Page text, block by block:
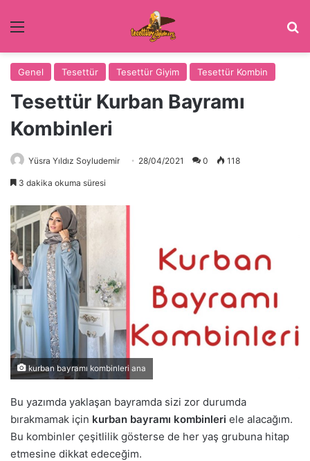
Menü
Genel Tesettür Tesettür Giyim Tesettür Kombin
Tesettür Kurban Bayramı
Kombinleri
Yüsra Yıldız Soyludemir 28/04/2021 0 118
3 dakika okuma süresi
kurban bayramı kombinleri ana
Bu yazımda yaklaşan bayramda sizi zor durumda
bırakmamak için kurban bayramı kombinleri ele alacağım.
Bu kombinler çeşitlilik gösterse de her yaş grubuna hitap
etmesine dikkat edeceğim.